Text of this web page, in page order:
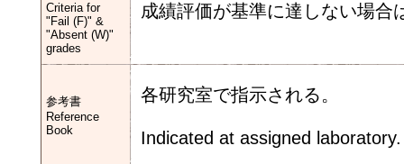
Criteria for
"Fail (F)" &
"Absent (W)"
grades
成績評価が基準に達しない場合
参考書
Reference
Book
各研究室で指示される。
Indicated at assigned laboratory.